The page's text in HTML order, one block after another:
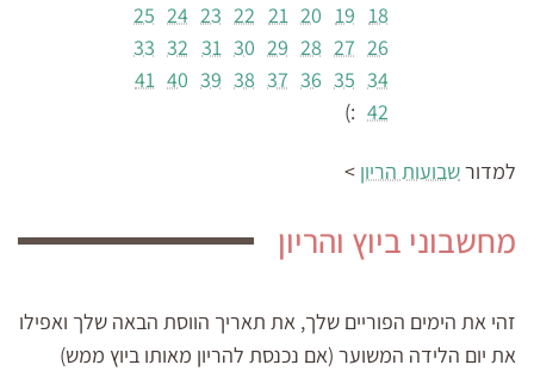
18
19
20
21
22
23
24
25
26
27
28
29
30
31
32
33
34
35
36
37
38
39
40
41
42
:)
למדורשבועות הריון >
מחשבוני ביוץ והריון
זהי את הימים הפוריים שלך, את תאריך הווסת הבאה שלך ואפילו
את יום הלידה המשוער (אם נכנסת להריון מאותו ביוץ ממש)